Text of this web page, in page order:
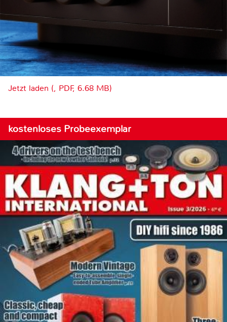
Jetzt laden (, PDF, 6.68 MB)
kostenloses Probeexemplar